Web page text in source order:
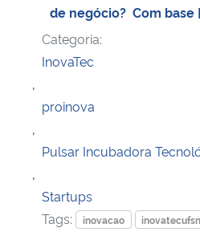
Secretaria-Geral
Secretaria de Governo
Gabinete de Segurança Institucional
Advocacia-Geral da União
Banco Central do Brasil
de negócio? Com base
Categoria:
InovaTec
,
proinova
,
Pulsar Incubadora
,
Startups
Tags:
inovacao